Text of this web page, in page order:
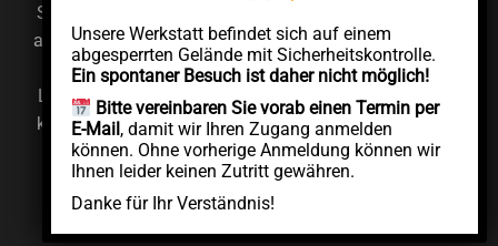
Serviceleistungen, Diagnosen und Reparaturen werden
ausschließlich von der autorisierten juristischen Person
AddCycle GMBH durchgeführt, die unabhängig unter
Lizenz der Marke EV Clinic agiert. EV Clinic übernimmt
keine Verantwortung für die Ausführung, das Ergebnis,
die Preisgestaltung, die Gewährleistung oder etwaige
Schäden im Zusammenhang mit der erbrachten
Dienstleistung.
Unsere Werkstatt befindet sich auf einem
abgesperrten Gelände mit Sicherheitskontrolle.
Ein spontaner Besuch ist daher nicht möglich!
Bitte vereinbaren Sie vorab einen Termin per
E-Mail, damit wir Ihren Zugang anmelden
können. Ohne vorherige Anmeldung können wir
Ihnen leider keinen Zutritt gewähren.
Danke für Ihr Verständnis!